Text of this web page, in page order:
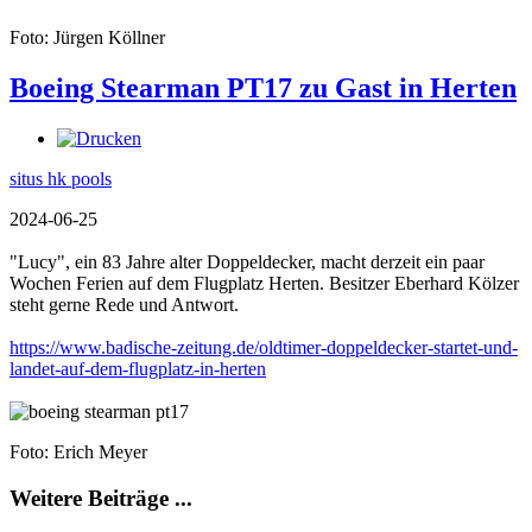
Foto: Jürgen Köllner
Boeing Stearman PT17 zu Gast in Herten
situs hk pools
2024-06-25
"Lucy", ein 83 Jahre alter Doppeldecker, macht derzeit ein paar
Wochen Ferien auf dem Flugplatz Herten. Besitzer Eberhard Kölzer
steht gerne Rede und Antwort.
https://www.badische-zeitung.de/oldtimer-doppeldecker-startet-und-
landet-auf-dem-flugplatz-in-herten
Foto: Erich Meyer
Weitere Beiträge ...